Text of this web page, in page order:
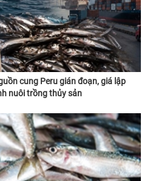
cung Peru gián đoạn, giá lập
nuôi trồng thủy sản